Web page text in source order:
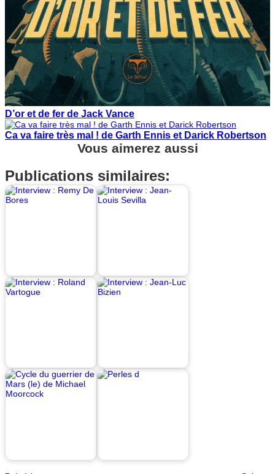
D’or et de fer de Jack Vance
Ca va faire très mal ! de Garth Ennis et Darick Robertson
Vous aimerez aussi
Publications similaires: